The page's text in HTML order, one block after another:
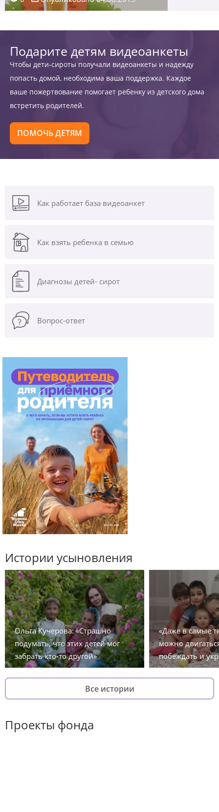
Подарите детям видеоанкеты
Чтобы дети-сироты получали видеоанкеты и надежду
попасть домой, необходима ваша поддержка. Каждое
ваше пожертвование помогает ребенку из детского дома
встретить родителей.
ПОМОЧЬ ДЕТЯМ
Как работает база видеоанкет
Как взять ребенка в семью
Диагнозы детей- сирот
Вопрос-ответ
Истории усыновления
Ольга Кучерова: «Страшно
подумать, что этих детей мог
забрать кто-то другой»
«Даже в самые
можно
побеждать и
Все истории
Проекты фонда